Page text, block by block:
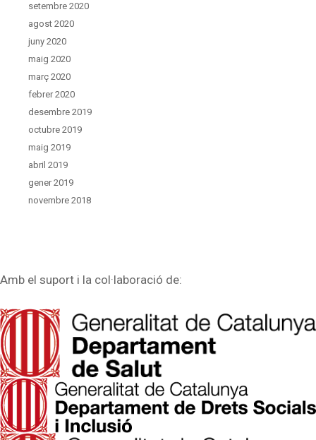
setembre 2020
agost 2020
juny 2020
maig 2020
març 2020
febrer 2020
desembre 2019
octubre 2019
maig 2019
abril 2019
gener 2019
novembre 2018
Amb el suport i la col·laboració de: